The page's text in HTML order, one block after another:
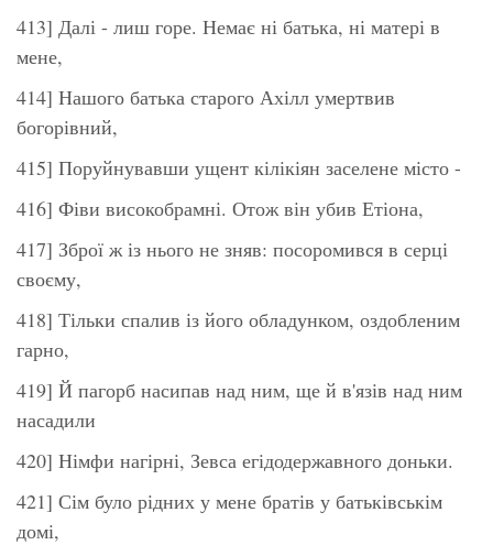
413] Далі - лиш горе. Немає ні батька, ні матері в
мене,
414] Нашого батька старого Ахілл умертвив
богорівний,
415] Поруйнувавши ущент кілікіян заселене місто -
416] Фіви високобрамні. Отож він убив Етіона,
417] Зброї ж із нього не зняв: посоромився в серці
своєму,
418] Тільки спалив із його обладунком, оздобленим
гарно,
419] Й пагорб насипав над ним, ще й в'язів над ним
насадили
420] Німфи нагірні, Зевса егідодержавного доньки.
421] Сім було рідних у мене братів у батьківськім
домі,